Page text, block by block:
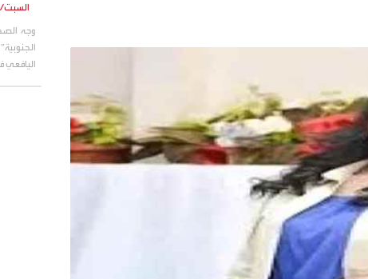
السبت/08/أغسطس/2026 - 02:04 ص
وجه
اليافعي